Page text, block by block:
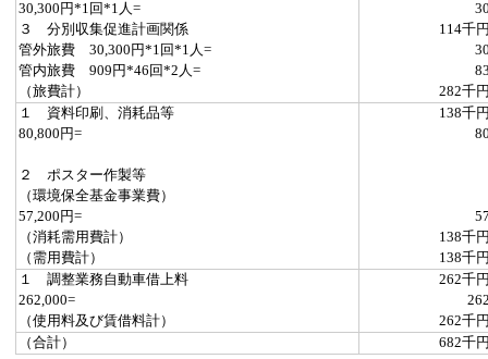
30,300円*1回*1人=
３ 分別収集促進計画関係
114千
管外旅費 30,300円*1回*1人=
管内旅費 909円*46回*2人=
（旅費計）
282千
１ 資料印刷、消耗品等
138千
80,800円=
２ ポスター作製等
（環境保全基金事業費）
57,200円=
（消耗需用費計）
138千
（需用費計）
138千
１ 調整業務自動車借上料
262千
262,000=
（使用料及び賃借料計）
262千
（合計）
682千